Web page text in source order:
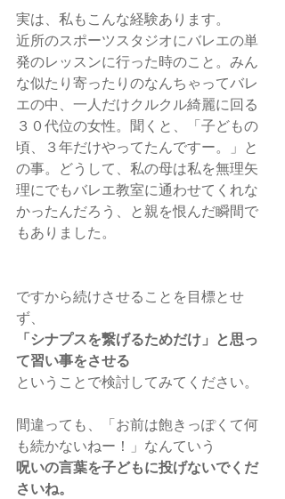
実は、私もこんな経験あります。
近所のスポーツスタジオにバレエの単
発のレッスンに行った時のこと。みん
な似たり寄ったりのなんちゃってバレ
エの中、一人だけクルクル綺麗に回る
３０代位の女性。聞くと、「子どもの
頃、３年だけやってたんですー。」と
の事。どうして、私の母は私を無理矢
理にでもバレエ教室に通わせてくれな
かったんだろう、と親を恨んだ瞬間で
もありました。
ですから続けさせることを目標とせ
ず、
「シナプスを繋げるためだけ」と思っ
て習い事をさせる
ということで検討してみてください。
間違っても、「お前は飽きっぽくて何
も続かないねー！」なんていう
呪いの言葉を子どもに投げないでくだ
さいね。